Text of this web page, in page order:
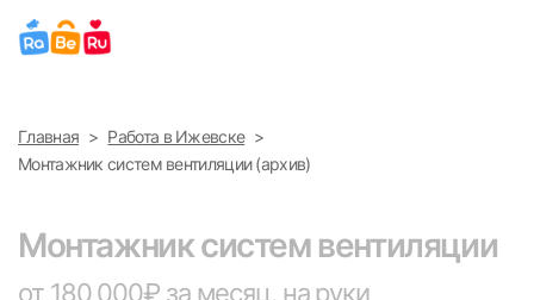
Найти работу Найти сотрудника
Выберите город
Санкт-Петербург
Главная
Работа в Ижевске
Монтажник систем вентиляции (архив)
Монтажник систем вентиляции
от 180 000₽ за месяц, на руки